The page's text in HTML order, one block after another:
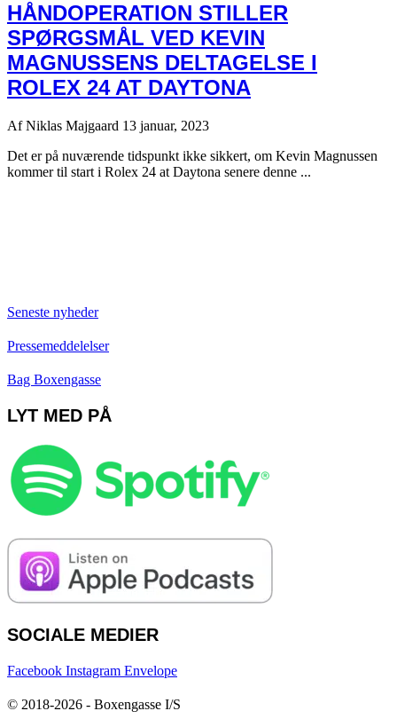
HÅNDOPERATION STILLER
SPØRGSMÅL VED KEVIN
MAGNUSSENS DELTAGELSE I
ROLEX 24 AT DAYTONA
AfNiklas Majgaard 13 januar, 2023
Det er på nuværende tidspunkt ikke sikkert, om Kevin Magnussen
kommer til start i Rolex 24 at Daytona senere denne ...
Seneste nyheder
Pressemeddelelser
Bag Boxengasse
LYT MED PÅ
SOCIALE MEDIER
Facebook Instagram Envelope
© 2018-2026 - Boxengasse I/S